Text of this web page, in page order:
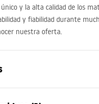
único y la alta calidad de los
y fiabilidad durante
nuestra oferta.